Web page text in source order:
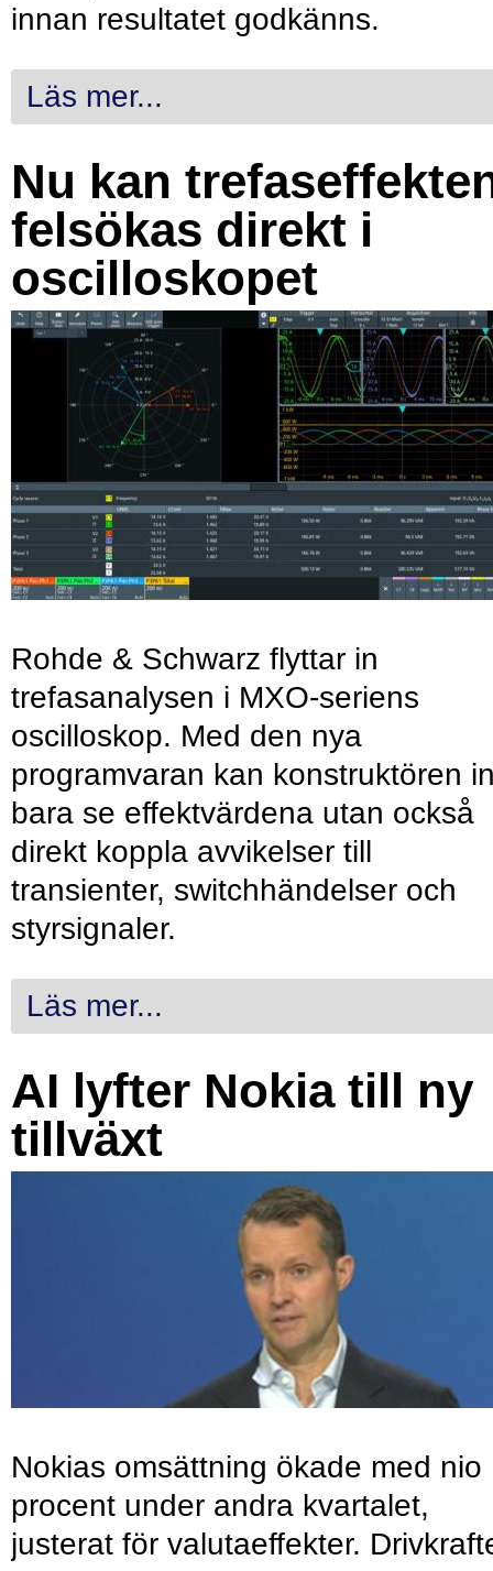
innan resultatet godkänns.
Läs mer...
Nu kan
felsökas direkt i
oscilloskopet
Rohde & Schwarz flyttar in
trefasanalysen i MXO-seriens
oscilloskop. Med den nya
programvaran kan konstruktören
bara se effektvärdena utan också
direkt koppla avvikelser till
transienter, switchhändelser och
styrsignaler.
Läs mer...
AI lyfter Nokia till ny
tillväxt
Nokias omsättning ökade med nio
procent under andra kvartalet,
justerat för valutaeffekter.